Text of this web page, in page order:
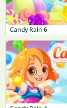
Candy Rain 6